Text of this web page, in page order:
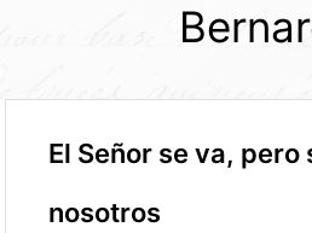
El Señor se va, pero
nosotros